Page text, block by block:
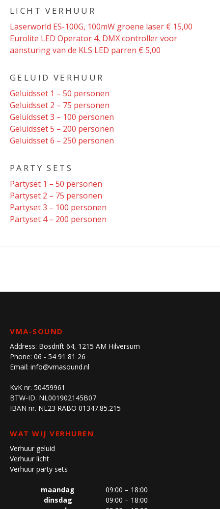
LICHT VERHUUR
Laserworld ES-100G, 100mW groene laser € 15,00
Eurolite LED Operator 4, DMX controller voor
aansturing van de KLS LED parren € 5,00
GELUID VERHUUR
Geluidsset 1 – 50 personen
Geluidsset 2 – 75 personen
Geluidsset 3 – 100 personen
Geluidsset 5 – 200 personen
Geluidsset 6 – 250 personen
PARTY SETS
Partyset 1 – 50 personen
Partyset 2 – 75 personen
Partyset 3 – 100 personen
Partyset 4 – 200 personen
VMA-SOUND
Address: Bosdrift 64, 1215 AM Hilversum
Phone: 06 - 54 91 81 26
Email: info@vmasound.nl
KvK nr. 50459961
BTW-ID. NL001902145B07
IBAN nr. NL23 RABO 01347.85.215
WAT WIJ VERHUREN
Verhuur geluid
Verhuur licht
Verhuur party sets
maandag
09:00 – 18:00
dinsdag
09:00 – 18:00